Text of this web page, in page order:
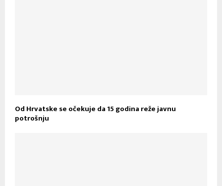
Od Hrvatske se očekuje da 15 godina reže javnu
potrošnju